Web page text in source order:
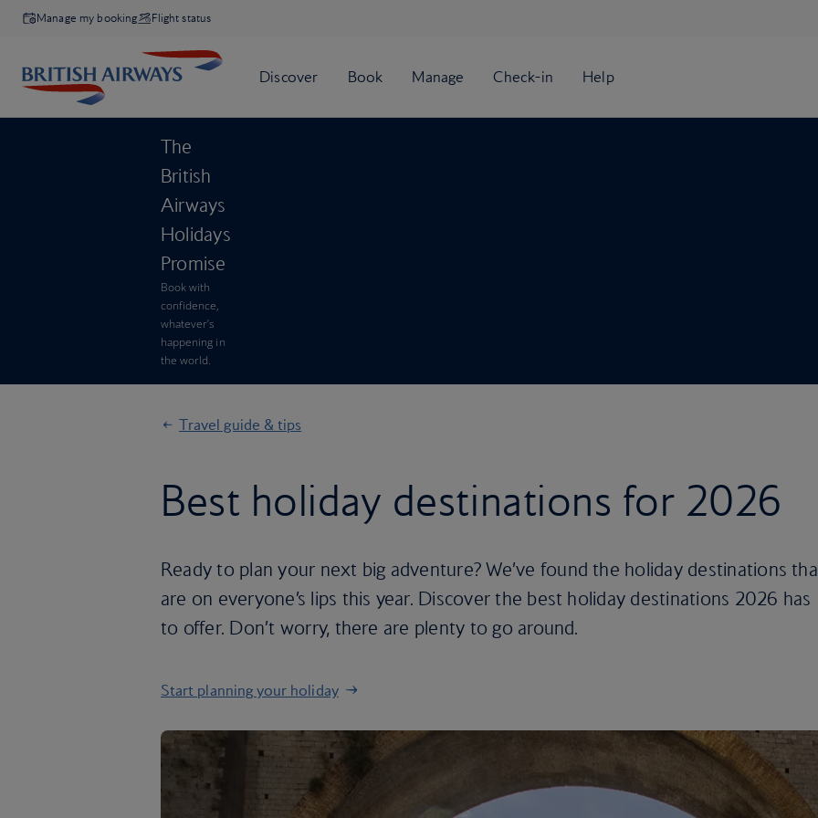
Manage my booking Flight status
The
British
Airways
Holidays
Promise
Book with
confidence,
whatever’s
happening in
the world.
Travel guide & tips
Best holiday destinations for 2026
Ready to plan your next big adventure? We’ve found the holiday destinations
are on everyone’s lips this year. Discover the best holiday destinations 2026 has
to offer. Don’t worry, there are plenty to go around.
Start planning your holiday